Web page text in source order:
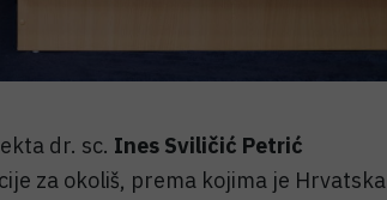
dr. sc. Ines Sviličić Petrić
za okoliš, prema kojima je Hrvatska